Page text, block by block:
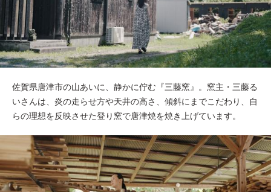
佐賀県唐津市の山あいに、静かに佇む『三藤窯』。窯主・三藤る
いさんは、炎の走らせ方や天井の高さ、傾斜にまでこだわり、自
らの理想を反映させた登り窯で唐津焼を焼き上げています。